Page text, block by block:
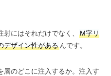
にはそれだけでなく、
M字リ
デザイン性があるんです。
唇のどこに注入するか。注入す